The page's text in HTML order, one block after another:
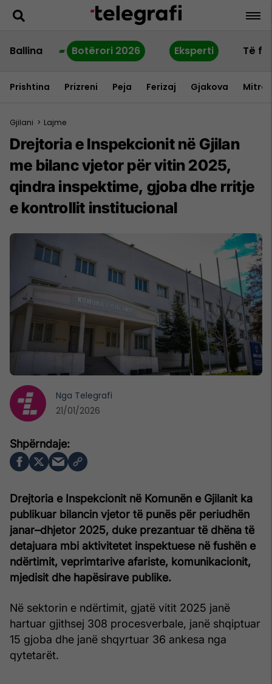
Ballina Botërori 2026 Eksperti Të
Prishtina Prizreni Peja Ferizaj Gjakova
Gjilani > Lajme
Drejtoria e Inspekcionit në Gjilan
me bilanc vjetor për vitin 2025,
qindra inspektime, gjoba dhe rritje
e kontrollit institucional
Drejtoria e Inspekcionit në Komunën e Gjilanit ka
publikuar bilancin vjetor të punës për periudhën
janar–dhjetor 2025, duke prezantuar të dhëna të
detajuara mbi aktivitetet inspektuese në fushën e
ndërtimit, veprimtarive afariste, komunikacionit,
mjedisit dhe hapësirave publike.
Në sektorin e ndërtimit, gjatë vitit 2025 janë
hartuar gjithsej 308 procesverbale, janë shqiptuar
15 gjoba dhe janë shqyrtuar 36 ankesa nga
qytetarët.
Nga Telegrafi
21/01/2026